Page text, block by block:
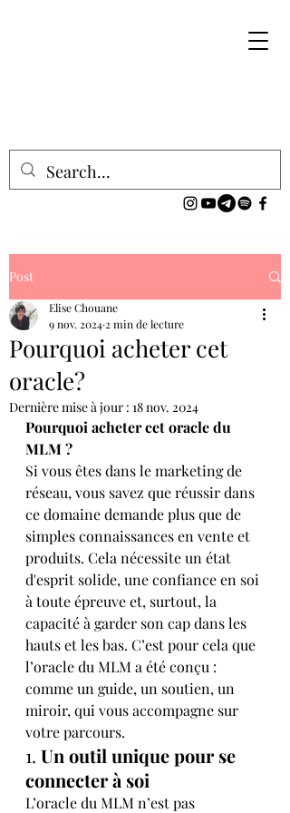
Post
Pourquoi acheter cet
oracle?
Elise Chouane
9 nov. 2024 2 min de lecture
Dernière mise à jour : 18 nov. 2024
Pourquoi acheter cet oracle du
MLM ?
Si vous êtes dans le marketing de
réseau, vous savez que réussir dans
ce domaine demande plus que de
simples connaissances en vente et
produits. Cela nécessite un état
d'esprit solide, une confiance en soi
à toute épreuve et, surtout, la
capacité à garder son cap dans les
hauts et les bas. C’est pour cela que
l’oracle du MLM a été conçu :
comme un guide, un soutien, un
miroir, qui vous accompagne sur
votre parcours.
1. Un outil unique pour se
connecter à soi
L’oracle du MLM n’est pas